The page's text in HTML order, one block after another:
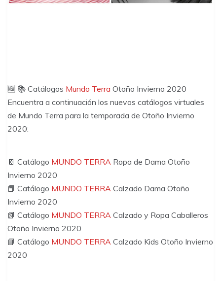
🆕 📚 Catálogos Mundo Terra Otoño Invierno 2020
Encuentra a continuación los nuevos catálogos virtuales
de Mundo Terra para la temporada de Otoño Invierno
2020:
📔 Catálogo MUNDO TERRA Ropa de Dama Otoño
Invierno 2020
📕 Catálogo MUNDO TERRA Calzado Dama Otoño
Invierno 2020
📗 Catálogo MUNDO TERRA Calzado y Ropa Caballeros
Otoño Invierno 2020
📘 Catálogo MUNDO TERRA Calzado Kids Otoño Invierno
2020